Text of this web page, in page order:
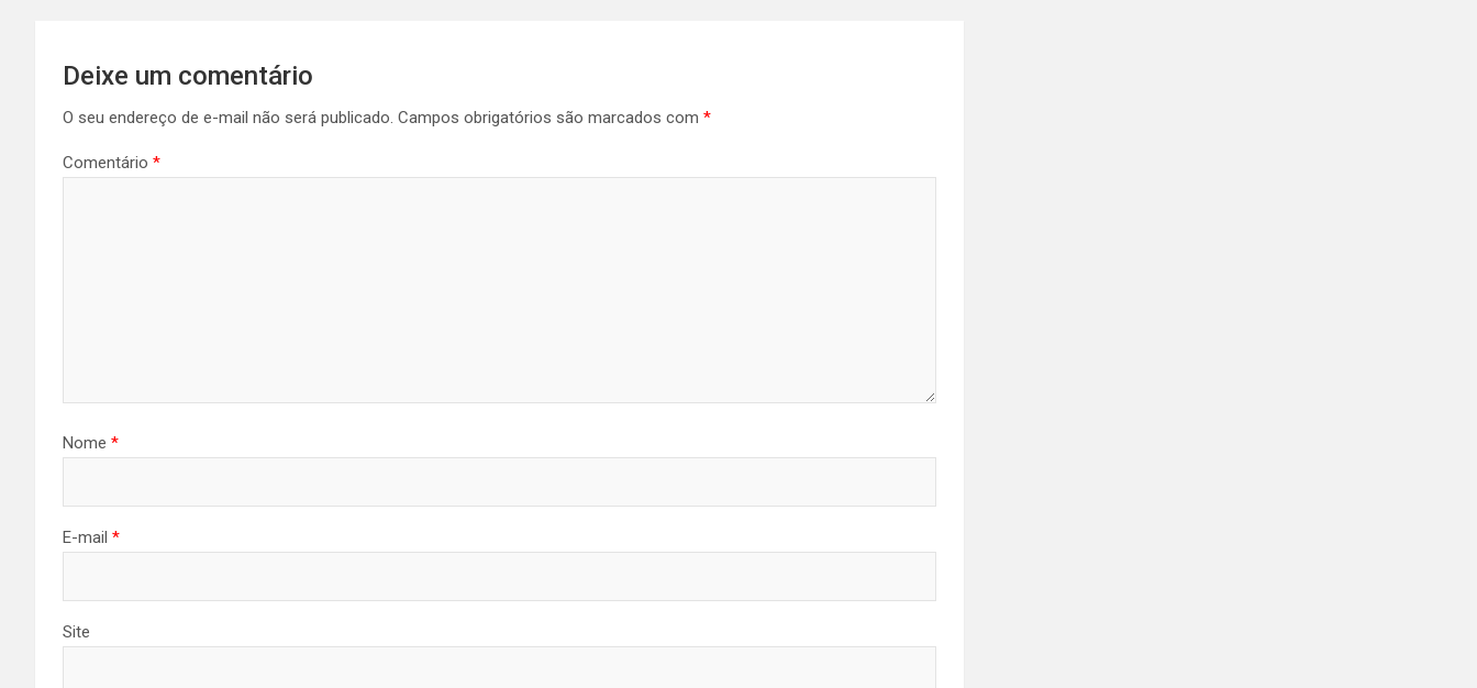
Deixe um comentário
O seu endereço de e-mail não será publicado. Campos obrigatórios são marcados com *
Comentário *
Nome *
E-mail *
Site